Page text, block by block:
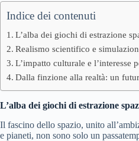
Indice dei contenuti
L’alba dei giochi di estrazione
Realismo scientifico e
L’impatto culturale e l’interesse
Dalla finzione alla realtà: un
L’alba dei giochi di estrazione
Il fascino dello spazio, unito
e pianeti, non sono solo un